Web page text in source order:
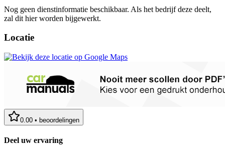
Nog geen dienstinformatie beschikbaar. Als het bedrijf deze deelt,
zal dit hier worden bijgewerkt.
Locatie
0.00 • beoordelingen
Deel uw ervaring